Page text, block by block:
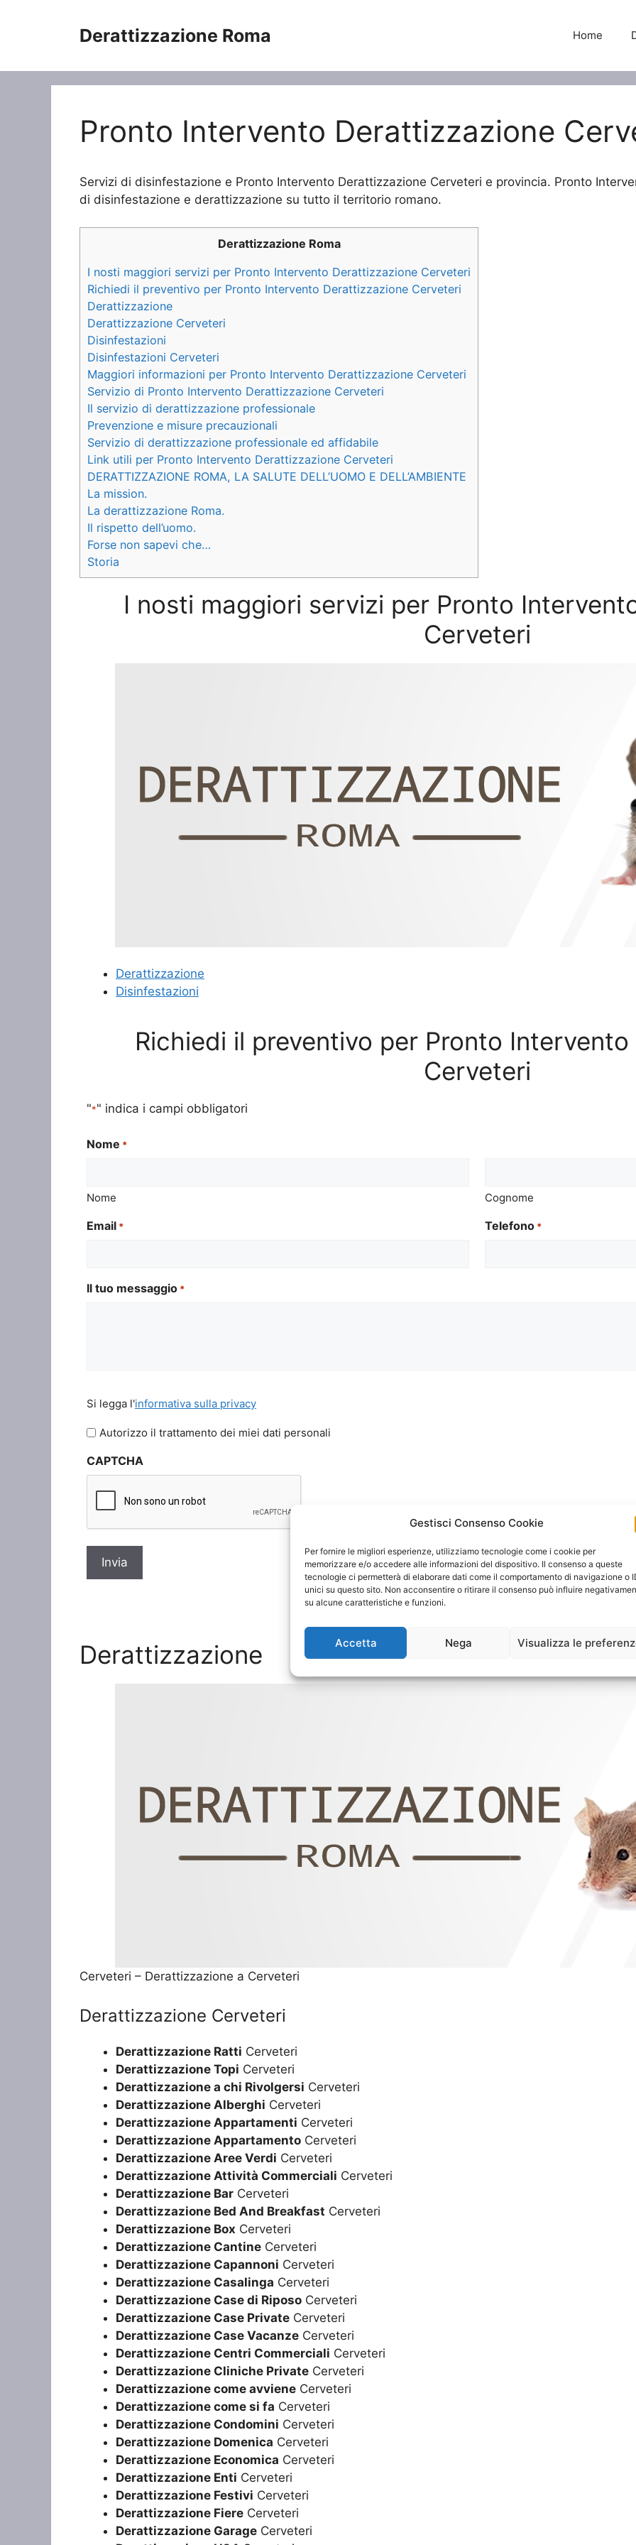
Gestisci Consenso Cookie
Per fornire le migliori esperienze, utilizziamo tecnologie come i cookie per
memorizzare e/o accedere alle informazioni del dispositivo. Il consenso a queste
tecnologie ci permetterà di elaborare dati come il comportamento di navigazione o
unici su questo sito. Non acconsentire o ritirare il consenso può influire
su alcune caratteristiche e funzioni.
Accetta Nega Visualizza le
Derattizzazione Roma Home
Pronto Intervento Derattizzazione
Servizi di disinfestazione e Pronto Intervento Derattizzazione Cerveteri e provincia. Pronto
di disinfestazione e derattizzazione su tutto il territorio romano.
Derattizzazione Roma
I nosti maggiori servizi per Pronto Intervento Derattizzazione Cerveteri
Richiedi il preventivo per Pronto Intervento Derattizzazione Cerveteri
Derattizzazione
Derattizzazione Cerveteri
Disinfestazioni
Disinfestazioni Cerveteri
Maggiori informazioni per Pronto Intervento Derattizzazione Cerveteri
Servizio di Pronto Intervento Derattizzazione Cerveteri
Il servizio di derattizzazione professionale
Prevenzione e misure precauzionali
Servizio di derattizzazione professionale ed affidabile
Link utili per Pronto Intervento Derattizzazione Cerveteri
DERATTIZZAZIONE ROMA, LA SALUTE DELL’UOMO E DELL’AMBIENTE
La mission.
La derattizzazione Roma.
Il rispetto dell’uomo.
Forse non sapevi che…
Storia
I nosti maggiori servizi per Pronto
Cerveteri
Derattizzazione
Disinfestazioni
Richiedi il preventivo per Pronto
Cerveteri
"*" indica i campi obbligatori
Nome *
Nome Cognome
Email * Telefono *
Il tuo messaggio *
legga
l'informativa
privacy
Si legga l'informativa sulla privacy
Autorizzo il trattamento dei miei dati personali
CAPTCHA
Derattizzazione
Cerveteri – Derattizzazione a Cerveteri
Derattizzazione Cerveteri
Derattizzazione Ratti Cerveteri
Derattizzazione Topi Cerveteri
Derattizzazione a chi Rivolgersi Cerveteri
Derattizzazione Alberghi Cerveteri
Derattizzazione Appartamenti Cerveteri
Derattizzazione Appartamento Cerveteri
Derattizzazione Aree Verdi Cerveteri
Derattizzazione Attività Commerciali Cerveteri
Derattizzazione Bar Cerveteri
Derattizzazione Bed And Breakfast Cerveteri
Derattizzazione Box Cerveteri
Derattizzazione Cantine Cerveteri
Derattizzazione Capannoni Cerveteri
Derattizzazione Casalinga Cerveteri
Derattizzazione Case di Riposo Cerveteri
Derattizzazione Case Private Cerveteri
Derattizzazione Case Vacanze Cerveteri
Derattizzazione Centri Commerciali Cerveteri
Derattizzazione Cliniche Private Cerveteri
Derattizzazione come avviene Cerveteri
Derattizzazione come si fa Cerveteri
Derattizzazione Condomini Cerveteri
Derattizzazione Domenica Cerveteri
Derattizzazione Economica Cerveteri
Derattizzazione Enti Cerveteri
Derattizzazione Festivi Cerveteri
Derattizzazione Fiere Cerveteri
Derattizzazione Garage Cerveteri